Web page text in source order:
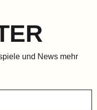
und News mehr